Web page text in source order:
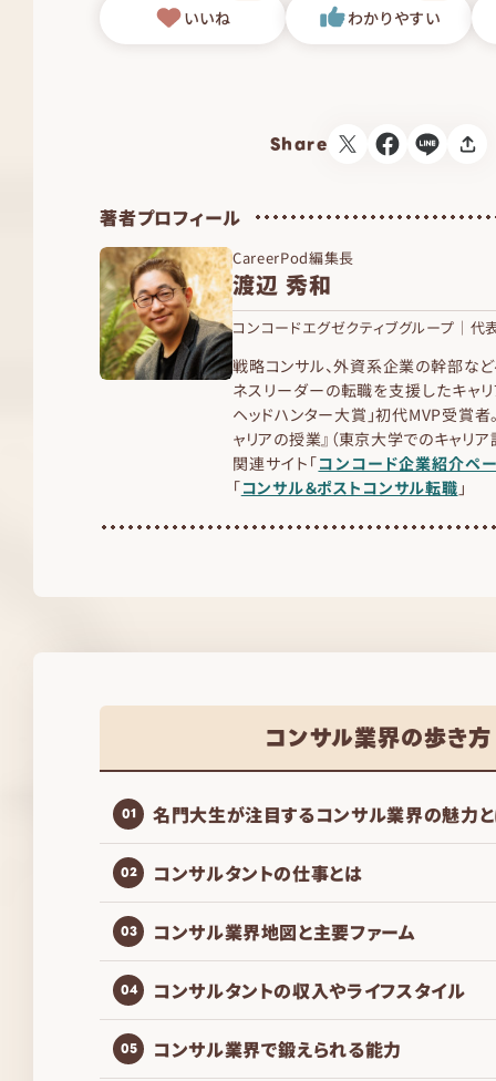
いいね わかりやすい
Share
著者プロフィール
CareerPod編集長
渡辺 秀和
コンコードエグゼクティブグループ｜代
戦略コンサル、外資系企業の幹部な
ネスリーダーの転職を支援したキャ
ヘッドハンター大賞」初代MVP受賞者
ャリアの授業』（東京大学でのキャリ
関連サイト「コンコード企業紹介ペ
「コンサル＆ポストコンサル転職 」
コンサル業界の歩き方
01 名門大生が注目するコンサル業界の魅力と
02 コンサルタントの仕事とは
03 コンサル業界地図と主要ファーム
04 コンサルタントの収入やライフスタイル
05 コンサル業界で鍛えられる能力